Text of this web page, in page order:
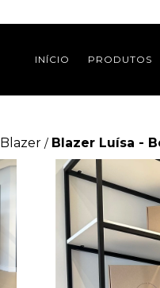
INÍCIO PRODUTOS
Blazer / Blazer Luísa -